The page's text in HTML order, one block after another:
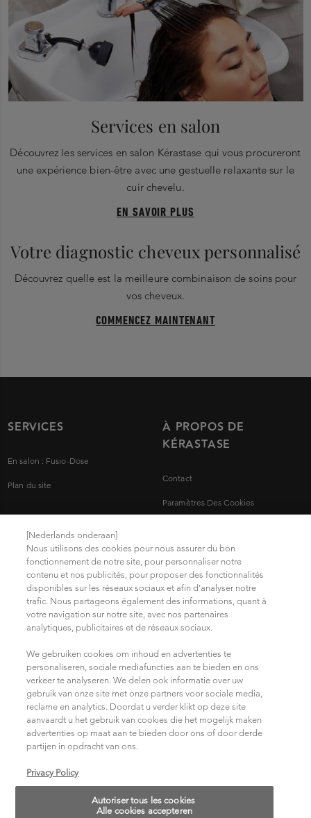
Services en salon
Découvrez les services en salon Kérastase qui vous procureront
une expérience bien-être avec une gestuelle relaxante sur le
cuir chevelu.
EN SAVOIR PLUS
Votre diagnostic cheveux personnalisé
Découvrez quelle est la meilleure combinaison de soins pour
vos cheveux.
COMMENCEZ MAINTENANT
SERVICES
En salon : Fusio-Dose
Plan du site
À PROPOS DE
KÉRASTASE
Contact
Paramètres Des Cookies
Politique de confidentialité
Trouvez votre salon
Conditions d'Utilisation
NOUS REJOINDRE SUR LES RÉSEAUX SOCIAUX
14, rue Royale 75008 PARIS
[Nederlands onderaan]
Nous utilisons des cookies pour nous assurer du bon
fonctionnement de notre site, pour personnaliser notre
contenu et nos publicités, pour proposer des fonctionnalités
disponibles sur les réseaux sociaux et afin d’analyser notre
trafic. Nous partageons également des informations, quant à
votre navigation sur notre site, avec nos partenaires
analytiques, publicitaires et de réseaux sociaux.
We gebruiken cookies om inhoud en advertenties te
personaliseren, sociale mediafuncties aan te bieden en ons
verkeer te analyseren. We delen ook informatie over uw
gebruik van onze site met onze partners voor sociale media,
reclame en analytics. Doordat u verder klikt op deze site
aanvaardt u het gebruik van cookies die het mogelijk maken
advertenties op maat aan te bieden door ons of door derde
partijen in opdracht van ons.
Privacy Policy
Autoriser tous les cookies
Alle cookies accepteren